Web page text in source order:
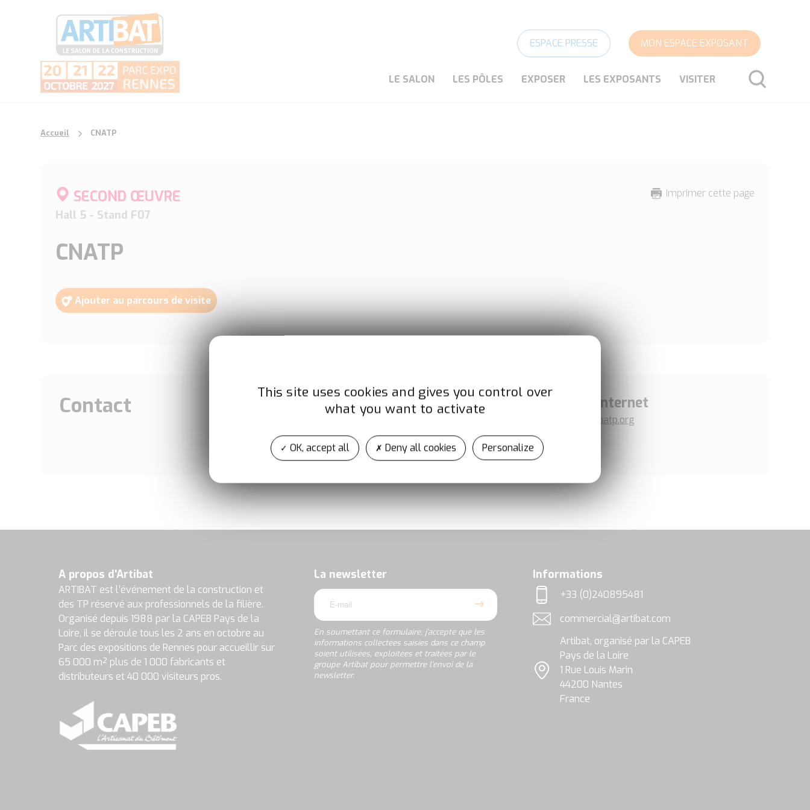
ESPACE PRESSE MON ESPACE EXPOSANT
LE SALON LES PÔLES EXPOSER LES EXPOSANTS VISITER RECHERCHER
Accueil CNATP
Imprimer cette page
SECOND ŒUVRE
Hall 5 - Stand F07
CNATP
Ajouter au parcours de visite
Contact Téléphone Adresse
75003 PARIS
France
Site internet
www.cnatp.org
A propos d'Artibat
ARTIBAT est l’événement de la construction et
des TP réservé aux professionnels de la filière.
Organisé depuis 1988 par la CAPEB Pays de la
Loire, il se déroule tous les 2 ans en octobre au
Parc des expositions de Rennes pour accueillir sur
65 000 m² plus de 1 000 fabricants et
distributeurs et 40 000 visiteurs pros.
La newsletter
email
En soumettant ce formulaire, j’accepte que les
informations collectées saisies dans ce champ
soient utilisées, exploitées et traitées par le
groupe Artibat pour permettre l’envoi de la
newsletter.
formulaire,
que
les
saisies
dans
ce
champ
soient
Informations
Téléphone
+33 (0)240895481
Adresse email
commercial@artibat.com
Localisation
Artibat, organisé par la CAPEB
Pays de la Loire
1 Rue Louis Marin
44200 Nantes
France
This site uses cookies and gives you control over
what you want to activate
OK, accept all Deny all cookies Personalize